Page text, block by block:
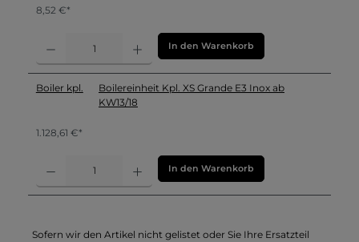
8,52 €*
In den Warenkorb
Boiler kpl.
Boilereinheit Kpl. XS Grande E3 Inox ab
KW13/18
1.128,61 €*
In den Warenkorb
Sofern wir den Artikel nicht gelistet oder Sie Ihre Ersatzteil